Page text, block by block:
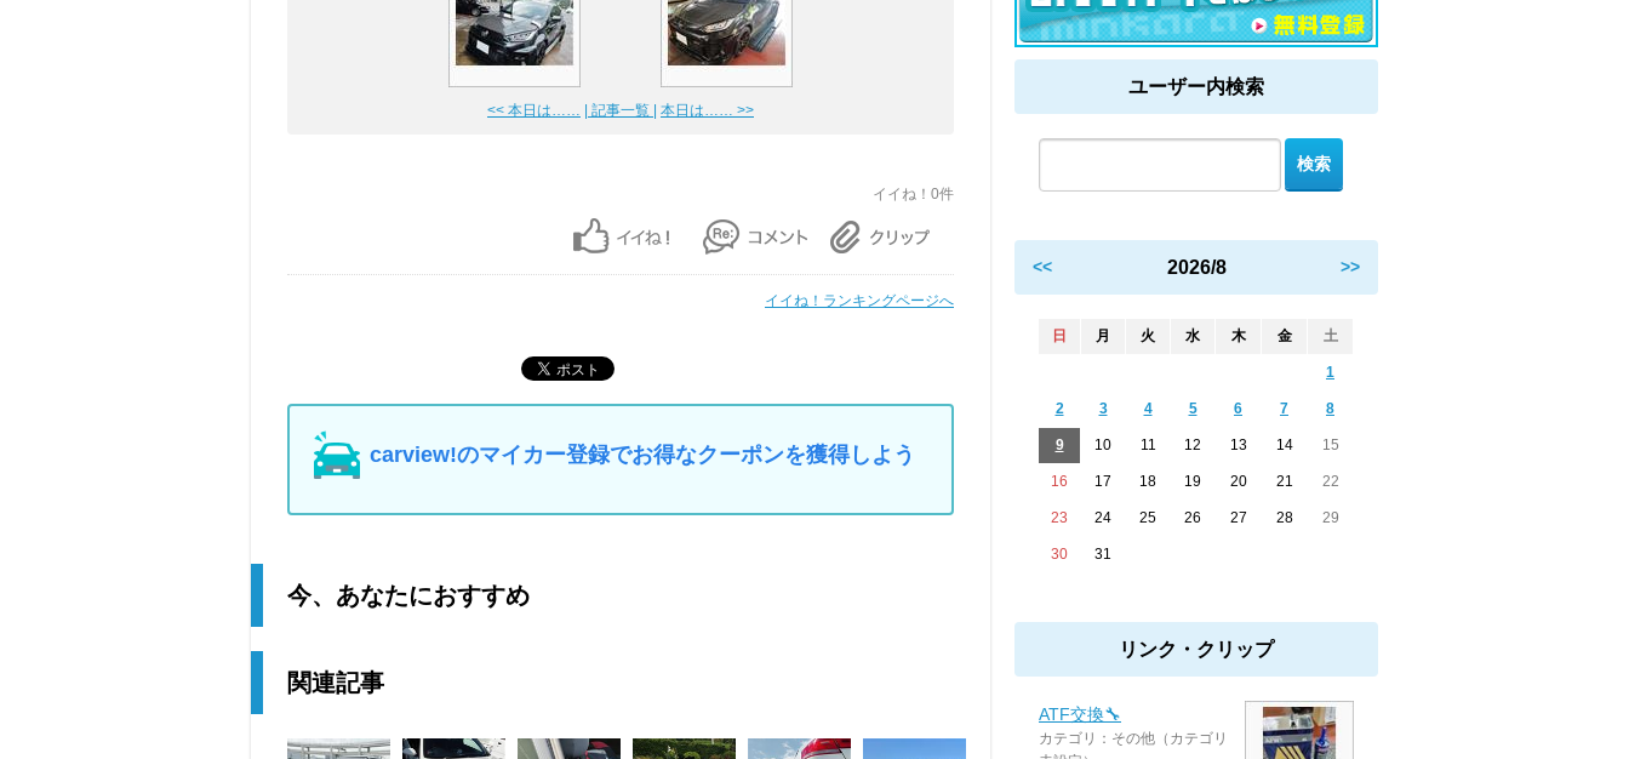
<< 本日は…… | 記事一覧 | 本日は…… >>
イイね！0件
イイね！ランキングページへ
carview!のマイカー登録でお得なクーポンを獲得しよう
今、あなたにおすすめ
関連記事
ユーザー内検索
<< 2026/8 >>
日 月 火 水 木 金 土
1
2 3 4 5 6 7 8
9 10 11 12 13 14 15
16 17 18 19 20 21 22
23 24 25 26 27 28 29
30 31
リンク・クリップ
ATF交換🔧
カテゴリ：その他（カテゴリ